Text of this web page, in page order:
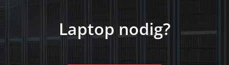
Laptop nodig?